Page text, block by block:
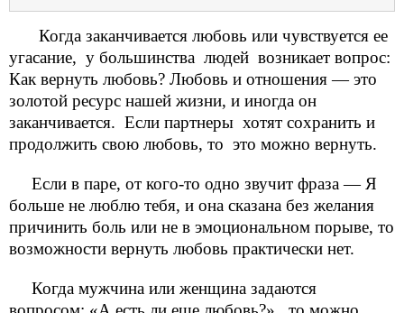
Когда заканчивается любовь или чувствуется ее
угасание, у большинства людей возникает вопрос:
Как вернуть любовь? Любовь и отношения — это
золотой ресурс нашей жизни, и иногда он
заканчивается. Если партнеры хотят сохранить и
продолжить свою любовь, то это можно вернуть.
Если в паре, от кого-то одно звучит фраза — Я
больше не люблю тебя, и она сказана без желания
причинить боль или не в эмоциональном порыве, то
возможности вернуть любовь практически нет.
Когда мужчина или женщина задаются